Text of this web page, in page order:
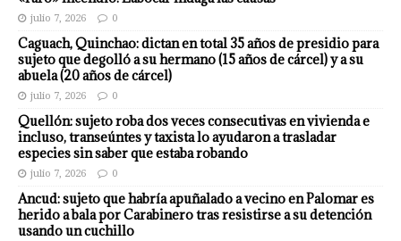
julio 7, 2026 0
Caguach, Quinchao: dictan en total 35 años de presidio para
sujeto que degolló a su hermano (15 años de cárcel) y a su
abuela (20 años de cárcel)
julio 7, 2026 0
Quellón: sujeto roba dos veces consecutivas en vivienda e
incluso, transeúntes y taxista lo ayudaron a trasladar
especies sin saber que estaba robando
julio 7, 2026 0
Ancud: sujeto que habría apuñalado a vecino en Palomar es
herido a bala por Carabinero tras resistirse a su detención
usando un cuchillo